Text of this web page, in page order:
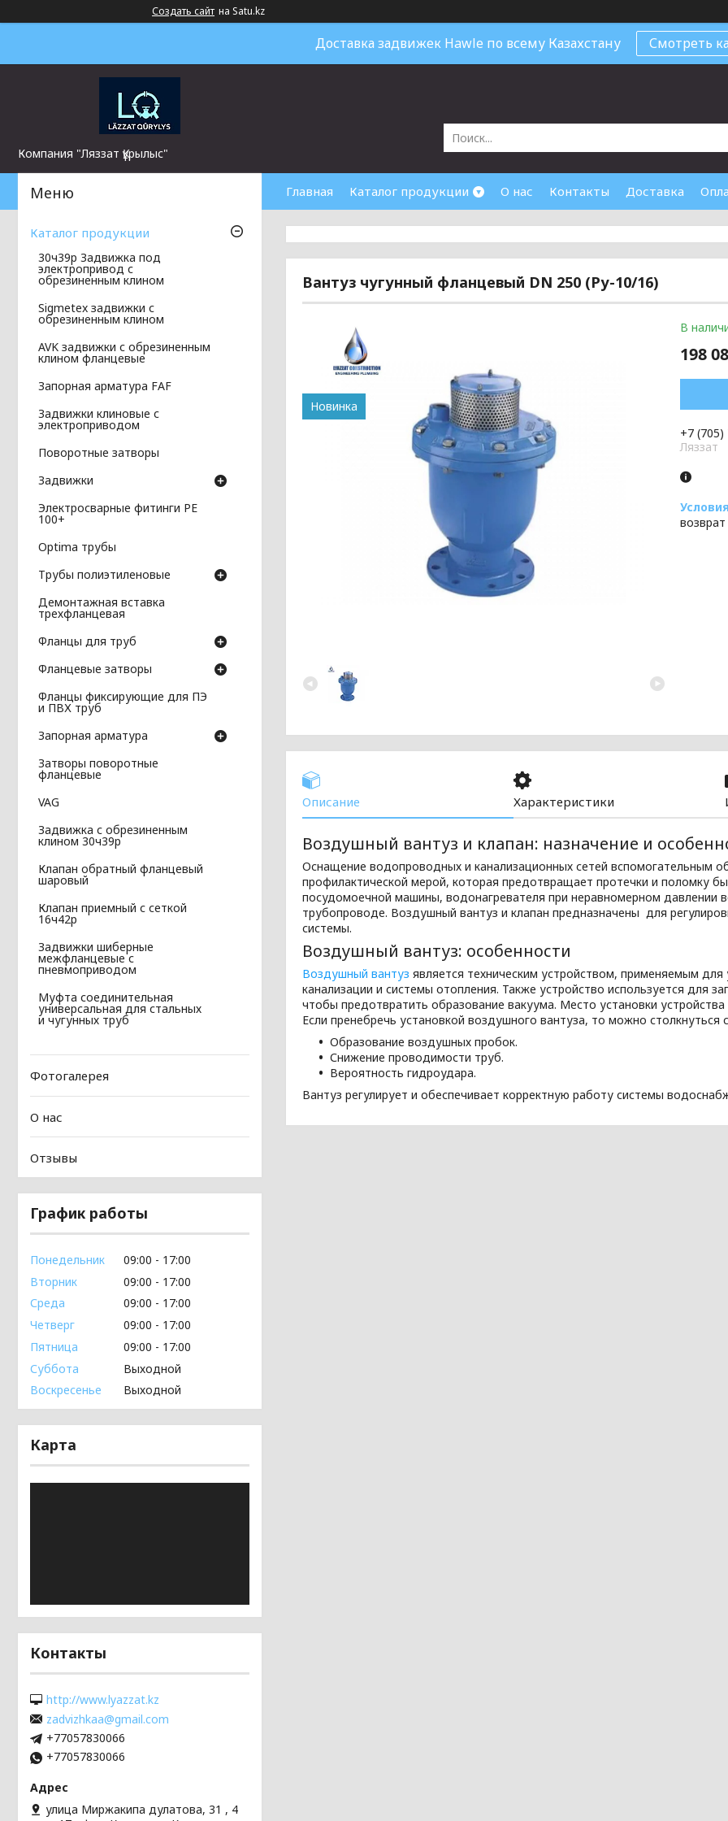
Создать сайт на Satu.kz
Доставка задвижек Hawle по всему Казахстану Смотреть
Компания "Ляззат Құрылыс"
Главная Каталог продукции О нас Контакты Доставка
Вантуз чугунный фланцевый DN 250 (Ру-10/16)
Новинка
В
198
+7 (705)
Ляззат
Описание Характеристики
Воздушный вантуз и клапан: назначение и
Оснащение водопроводных и канализационных сетей вспомогательным
профилактической мерой, которая предотвращает протечки и поломку
посудомоечной машины, водонагревателя при неравномерном давлении
трубопроводе. Воздушный вантуз и клапан предназначены для
системы.
Воздушный вантуз: особенности
Воздушный вантуз является техническим устройством, применяемым
канализации и системы отопления. Также устройство используется для
чтобы предотвратить образование вакуума. Место установки
Если пренебречь установкой воздушного вантуза, то можно столкнуться
Образование воздушных пробок.
Снижение проводимости труб.
Вероятность гидроудара.
Вантуз регулирует и обеспечивает корректную работу системы
Каталог продукции
30ч39р Задвижка под
электропривод с
обрезиненным клином
Sigmetex задвижки с
обрезиненным клином
AVK задвижки с обрезиненным
клином фланцевые
Запорная арматура FAF
Задвижки клиновые с
электроприводом
Поворотные затворы
Задвижки
Электросварные фитинги PE
100+
Optima трубы
Трубы полиэтиленовые
Демонтажная вставка
трехфланцевая
Фланцы для труб
Фланцевые затворы
Фланцы фиксирующие для ПЭ
и ПВХ труб
Запорная арматура
Затворы поворотные
фланцевые
VAG
Задвижка с обрезиненным
клином 30ч39р
Клапан обратный фланцевый
шаровый
Клапан приемный с сеткой
16ч42р
Задвижки шиберные
межфланцевые с
пневмоприводом
Муфта соединительная
универсальная для стальных
и чугунных труб
Фотогалерея
О нас
Отзывы
График работы
Понедельник 09:00
17:00
Вторник
09:00
17:00
Среда
09:00
17:00
Четверг
09:00
17:00
Пятница
09:00
17:00
Суббота
Выходной
Воскресенье
Выходной
Карта
Контакты
http://www.lyazzat.kz
zadvizhkaa@gmail.com
+77057830066
+77057830066
улица Миржакипа дулатова, 31 , 4